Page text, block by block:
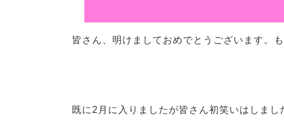
皆さん、明けましておめでとうございます。
既に2月に入りましたが皆さん初笑いはしまし